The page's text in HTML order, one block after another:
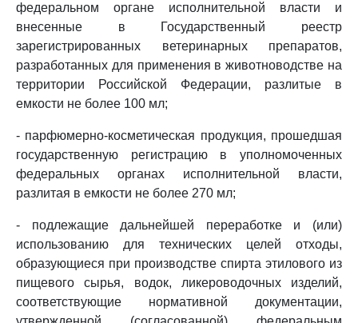
федеральном органе исполнительной власти и
внесенные в Государственный реестр
зарегистрированных ветеринарных препаратов,
разработанных для применения в животноводстве на
территории Российской Федерации, разлитые в
емкости не более 100 мл;
- парфюмерно-косметическая продукция, прошедшая
государственную регистрацию в уполномоченных
федеральных органах исполнительной власти,
разлитая в емкости не более 270 мл;
- подлежащие дальнейшей переработке и (или)
использованию для технических целей отходы,
образующиеся при производстве спирта этилового из
пищевого сырья, водок, ликероводочных изделий,
соответствующие нормативной документации,